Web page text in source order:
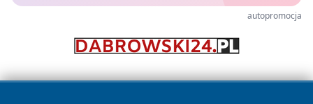
autopromocja